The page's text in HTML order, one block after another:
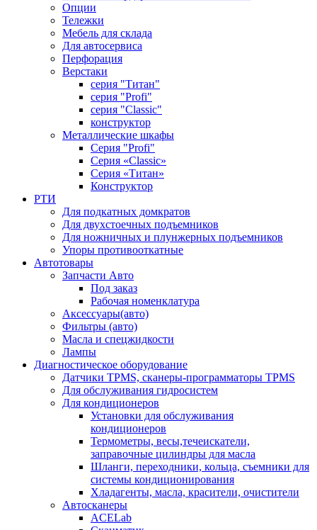
Опции
Тележки
Мебель для склада
Для автосервиса
Перфорация
Верстаки
серия "Титан"
серия "Profi"
серия "Classic"
конструктор
Металлические шкафы
Серия "Profi"
Серия «Classic»
Серия «Титан»
Конструктор
РТИ
Для подкатных домкратов
Для двухстоечных подъемников
Для ножничных и плунжерных подъемников
Упоры противооткатные
Автотовары
Запчасти Авто
Под заказ
Рабочая номенклатура
Аксессуары(авто)
Фильтры (авто)
Масла и спецжидкости
Лампы
Диагностическое оборудование
Датчики TPMS, сканеры-программаторы TPMS
Для обслуживания гидросистем
Для кондиционеров
Установки для обслуживания
кондиционеров
Термометры, весы,течеискатели,
заправочные цилиндры для масла
Шланги, переходники, кольца, съемники для
системы кондиционирования
Хладагенты, масла, красители, очистители
Автосканеры
ACELab